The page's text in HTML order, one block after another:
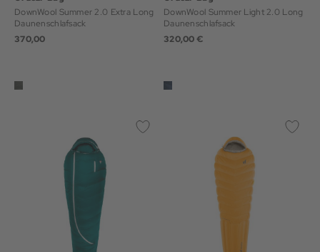
DownWool Summer 2.0 Extra Long
Daunenschlafsack
370,00
DownWool Summer Light 2.0 Long
Daunenschlafsack
320,00 €